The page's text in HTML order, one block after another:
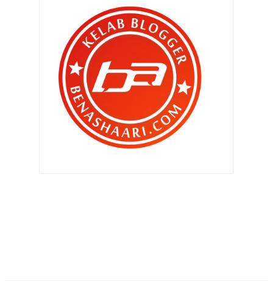
November 2010(502)
►Oktober 2010(453)
►
September 2010
(387)
▼
Ogos 2010
(389)
Kawan , katakan TIDAK jika Tidak !
Tips promosi blog anda ..
Sedap betul menokok tambah ..
Soalan untuk aku tapi tips untuk